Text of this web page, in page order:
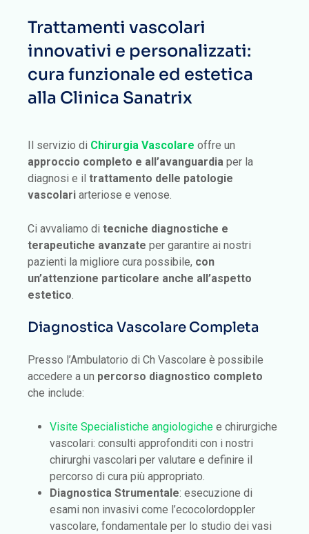
Trattamenti vascolari
innovativi e personalizzati:
cura funzionale ed estetica
alla Clinica Sanatrix
Il servizio di Chirurgia Vascolare offre un
approccio completo e all’avanguardia per la
diagnosi e il trattamento delle patologie
vascolari arteriose e venose.
Ci avvaliamo di tecniche diagnostiche e
terapeutiche avanzate per garantire ai nostri
pazienti la migliore cura possibile, con
un’attenzione particolare anche all’aspetto
estetico
Diagnostica Vascolare Completa
Presso l’Ambulatorio di Ch Vascolare è possibile
accedere a un percorso diagnostico completo
che include:
Visite Specialistiche angiologiche e chirurgiche
vascolari: consulti approfonditi con i nostri
chirurghi vascolari per valutare e definire il
percorso di cura più appropriato.
Diagnostica Strumentale: esecuzione di
esami non invasivi come l’ecocolordoppler
vascolare, fondamentale per lo studio dei vasi